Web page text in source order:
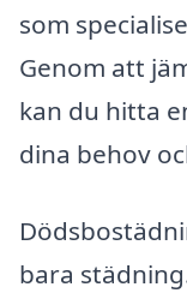
som
Genom att
kan du hitta
dina behov
bara